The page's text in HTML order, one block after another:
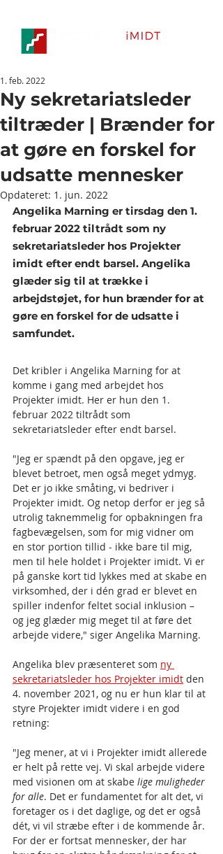
Ny sekretariatsleder
tiltræder | Brænder for
at gøre en forskel for
udsatte mennesker
1. feb. 2022
Opdateret: 1. jun. 2022
Angelika Marning er tirsdag den 1.
februar 2022 tiltrådt som ny
sekretariatsleder hos Projekter
imidt efter endt barsel. Angelika
glæder sig til at trække i
arbejdstøjet, for hun brænder for at
gøre en forskel for de udsatte i
samfundet.
Det kribler i Angelika Marning for at
komme i gang med arbejdet hos
Projekter imidt. Her er hun den 1.
februar 2022 tiltrådt som
sekretariatsleder efter endt barsel.
"Jeg er spændt på den opgave, jeg er
blevet betroet, men også meget ydmyg.
Det er jo ikke småting, vi bedriver i
Projekter imidt. Og netop derfor er jeg så
utrolig taknemmelig for opbakningen fra
fagbevægelsen, som for mig vidner om
en stor portion tillid - ikke bare til mig,
men til hele holdet i Projekter imidt. Vi er
på ganske kort tid lykkes med at skabe en
virksomhed, der i dén grad er blevet en
spiller indenfor feltet social inklusion –
og jeg glæder mig meget til at føre det
arbejde videre," siger Angelika Marning.
Angelika blev præsenteret som ny
sekretariatsleder hos Projekter imidt den
4. november 2021, og nu er hun klar til at
styre Projekter imidt videre i en god
retning:
"Jeg mener, at vi i Projekter imidt allerede
er helt på rette vej. Vi skal arbejde videre
med visionen om at skabe lige muligheder
for alle. Det er fundamentet for alt det, vi
foretager os i det daglige, og det er også
dét, vi vil stræbe efter i de kommende år.
For der er fortsat mennesker, der har